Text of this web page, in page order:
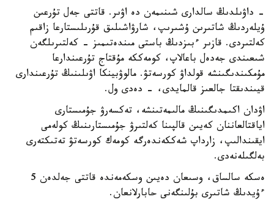
- داۋىلدىڭ سالدارى شىنىمەن دە اۋىر. قاتتى جەل تۇرعىن
ۇيلەردىڭ شاتىرىن ۇشىرىپ، شارۋاشىلىق قۇرىلىستارعا زاقىم
كەلتىردى. قازىر ءبىزدىڭ باستى مىندەتىمىز - كەلتىرىلگەن
شىعىندى جەدەل باعالاپ، كومەككە مۇقتاج تۇرعىندارعا
مۇمكىندىگىنشە قولداۋ كورسەتۋ. مالوۋبينكا اۋىلىنىڭ تۇرعىندارى
قيىندىقتا جالعىز قالمايدى، - دەدى ول.
اۋدان اكىمدىگىنىڭ مالىمەتىنشە، تەكسەرۋ جۇمىستارى
اياقتالعاننان كەيىن قالپىنا كەلتىرۋ جۇمىستارىنىڭ كولەمى
ايقىندالىپ، زارداپ شەككەندەرگە كومەك كورسەتۋ تەتىكتەرى
بەلگىلەنەدى.
ەسكە سالساق، وسىعان دەيىن وسكەمەندە قاتتى جەلدەن 5
ءۇيدىڭ شاتىرى بۇلىنگەنى حابارلانعان.